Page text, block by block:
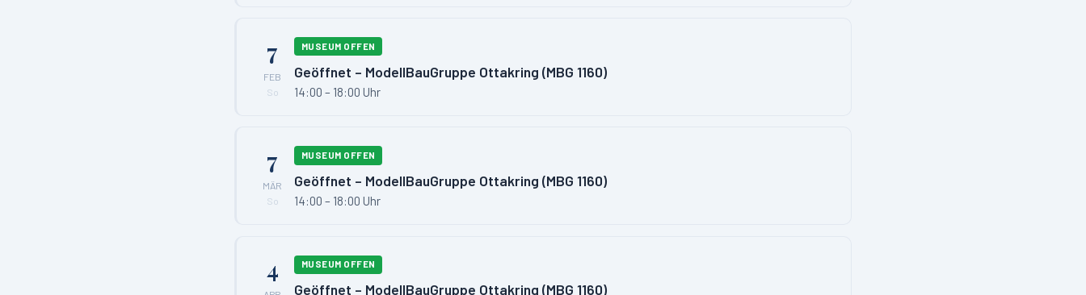
7
FEB
So
MUSEUM OFFEN
Geöffnet – ModellBauGruppe Ottakring (MBG 1160)
14:00 – 18:00 Uhr
7
MÄR
So
MUSEUM OFFEN
Geöffnet – ModellBauGruppe Ottakring (MBG 1160)
14:00 – 18:00 Uhr
4 MUSEUM OFFEN
Geöffnet – ModellBauGruppe Ottakring (MBG 1160)